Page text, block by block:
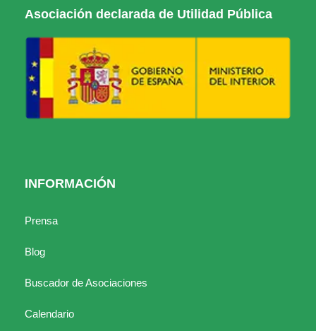
Asociación declarada de Utilidad Pública
INFORMACIÓN
Prensa
Blog
Buscador de Asociaciones
Calendario